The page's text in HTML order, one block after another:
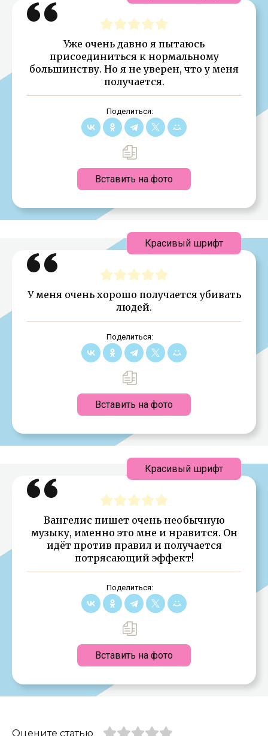
Уже очень давно я пытаюсь
присоединиться к нормальному
большинству. Но я не уверен, что у меня
получается.
Поделиться:
Вставить на фото
У меня очень хорошо получается убивать
людей.
Поделиться:
Вставить на фото
Красивый шрифт
Вангелис пишет очень необычную
музыку, именно это мне и нравится. Он
идёт против правил и получается
потрясающий эффект!
Поделиться:
Вставить на фото
Красивый шрифт
Оцените статью